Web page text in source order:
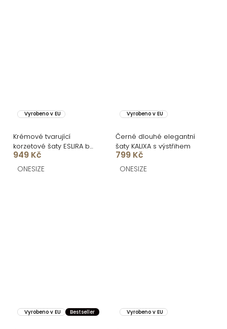
Vyrobeno v EU
Krémové tvarující
korzetové šaty ESLIRA bez
ramínek
949 Kč
ONESIZE
Vyrobeno v EU
Černé dlouhé elegantní
šaty KALIXA s výstřihem
799 Kč
ONESIZE
Vyrobeno v EU Bestseller Vyrobeno v EU